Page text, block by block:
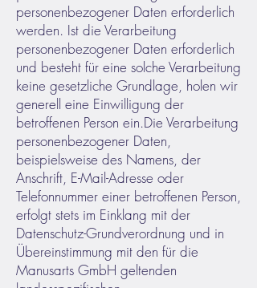
personenbezogener Daten erforderlich
werden. Ist die Verarbeitung
personenbezogener Daten erforderlich
und besteht für eine solche Verarbeitung
keine gesetzliche Grundlage, holen wir
generell eine Einwilligung der
betroffenen Person ein.Die Verarbeitung
personenbezogener Daten,
beispielsweise des Namens, der
Anschrift, E-Mail-Adresse oder
Telefonnummer einer betroffenen Person,
erfolgt stets im Einklang mit der
Datenschutz-Grundverordnung und in
Übereinstimmung mit den für die
Manusarts GmbH geltenden